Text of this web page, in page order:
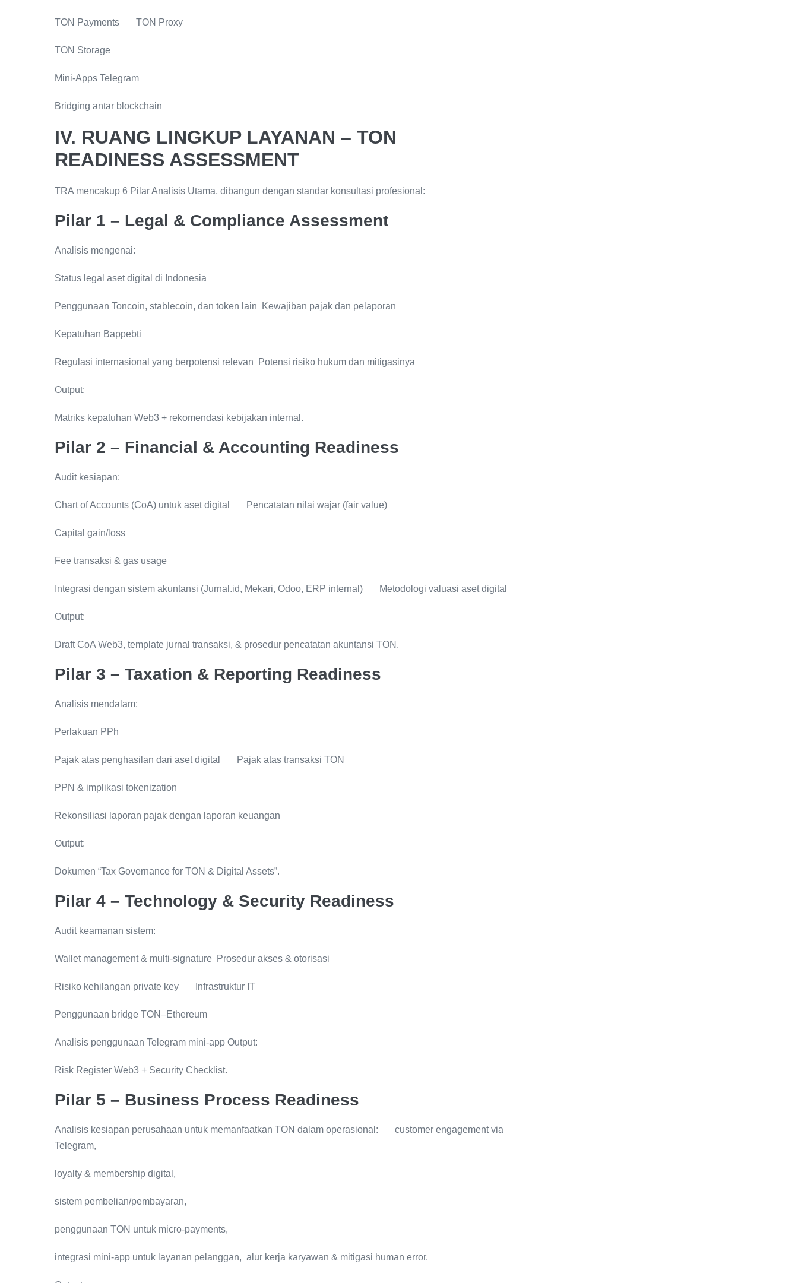
TON Payments TON Proxy
TON Storage
Mini-Apps Telegram
Bridging antar blockchain
IV. RUANG LINGKUP LAYANAN – TON
READINESS ASSESSMENT
TRA mencakup 6 Pilar Analisis Utama, dibangun dengan standar konsultasi profesional:
Pilar 1 – Legal & Compliance Assessment
Analisis mengenai:
Status legal aset digital di Indonesia
Penggunaan Toncoin, stablecoin, dan token lain Kewajiban pajak dan pelaporan
Kepatuhan Bappebti
Regulasi internasional yang berpotensi relevan Potensi risiko hukum dan mitigasinya
Output:
Matriks kepatuhan Web3 + rekomendasi kebijakan internal.
Pilar 2 – Financial & Accounting Readiness
Audit kesiapan:
Chart of Accounts (CoA) untuk aset digital Pencatatan nilai wajar (fair value)
Capital gain/loss
Fee transaksi & gas usage
Integrasi dengan sistem akuntansi (Jurnal.id, Mekari, Odoo, ERP internal) Metodologi valuasi aset digital
Output:
Draft CoA Web3, template jurnal transaksi, & prosedur pencatatan akuntansi TON.
Pilar 3 – Taxation & Reporting Readiness
Analisis mendalam:
Perlakuan PPh
Pajak atas penghasilan dari aset digital Pajak atas transaksi TON
PPN & implikasi tokenization
Rekonsiliasi laporan pajak dengan laporan keuangan
Output:
Dokumen “Tax Governance for TON & Digital Assets”.
Pilar 4 – Technology & Security Readiness
Audit keamanan sistem:
Wallet management & multi-signature Prosedur akses & otorisasi
Risiko kehilangan private key Infrastruktur IT
Penggunaan bridge TON–Ethereum
Analisis penggunaan Telegram mini-app Output:
Risk Register Web3 + Security Checklist.
Pilar 5 – Business Process Readiness
Analisis kesiapan perusahaan untuk memanfaatkan TON dalam operasional: customer engagement via
Telegram,
loyalty & membership digital,
sistem pembelian/pembayaran,
penggunaan TON untuk micro-payments,
integrasi mini-app untuk layanan pelanggan, alur kerja karyawan & mitigasi human error.